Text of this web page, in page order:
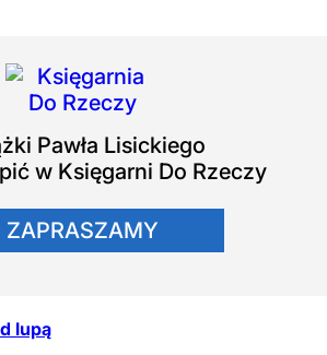
Pawła Lisickiego
w Księgarni Do Rzeczy
ZAPRASZAMY
lupą